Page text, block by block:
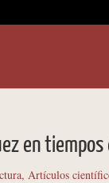
en tiempos
,Artículos